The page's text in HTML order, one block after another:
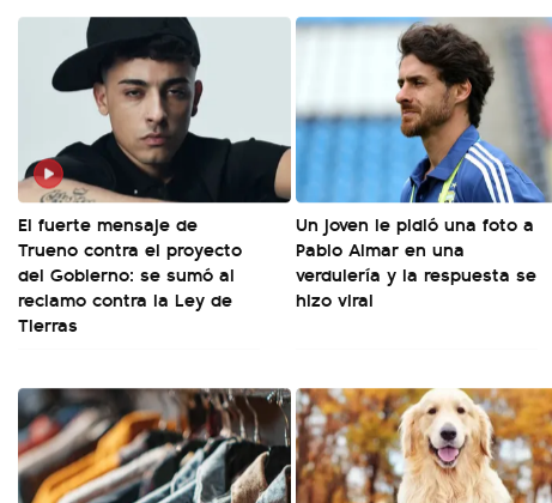
El fuerte mensaje de
Trueno contra el proyecto
del Gobierno: se sumó al
reclamo contra la Ley de
Tierras
Un joven le pidió una foto a
Pablo Aimar en una
verdulería y la respuesta se
hizo viral